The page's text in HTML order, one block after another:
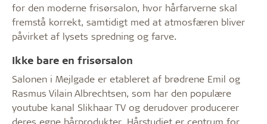
for den moderne frisørsalon, hvor hårfarverne skal
fremstå korrekt, samtidigt med at atmosfæren bliver
påvirket af lysets spredning og farve.
Ikke bare en frisørsalon
Salonen i Mejlgade er etableret af brødrene Emil og
Rasmus Vilain Albrechtsen, som har den populære
youtube kanal Slikhaar TV og derudover producerer
deres egne hårprodukter. Hårstudiet er centrum for